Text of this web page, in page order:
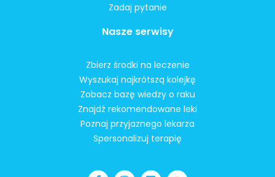
Zadaj pytanie
Nasze serwisy
Zbierz środki na leczenie
Wyszukaj najkrótszą kolejkę
Zobacz bazę wiedzy o raku
Znajdź rekomendowane leki
Poznaj przyjaznego lekarza
Spersonalizuj terapię